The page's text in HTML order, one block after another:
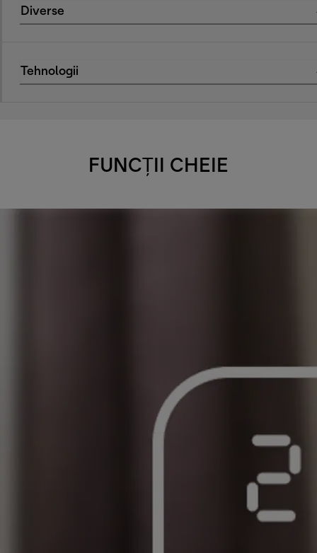
Diverse
Tehnologii
FUNCȚII CHEIE